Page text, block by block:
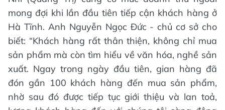
mong đợi khi lần đầu tiên tiếp cận khách hàng ở
Hà Tĩnh. Anh Nguyễn Ngọc Đức - chủ cơ sở cho
biết: “Khách hàng rất thân thiện, không chỉ mua
sản phẩm mà còn tìm hiểu về văn hóa, nghề sản
xuất. Ngay trong ngày đầu tiên, gian hàng đã
đón gần 100 khách hàng đến mua sản phẩm,
nhờ sau đó được tiếp tục giới thiệu và lan toả,